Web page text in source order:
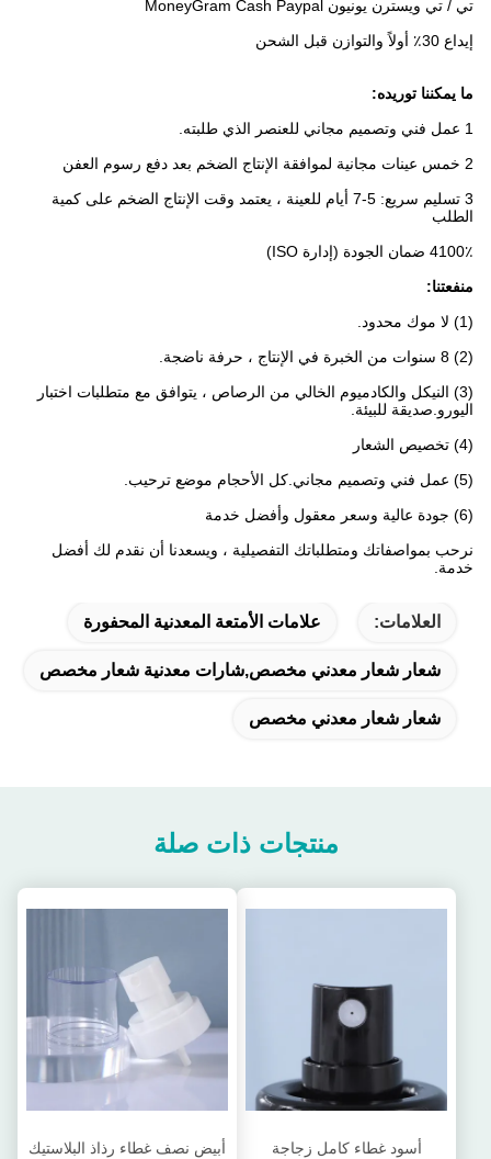
تي / تي ويسترن يونيون MoneyGram Cash Paypal
إيداع 30٪ أولاً والتوازن قبل الشحن
ما يمكننا توريده:
1 عمل فني وتصميم مجاني للعنصر الذي طلبته.
2 خمس عينات مجانية لموافقة الإنتاج الضخم بعد دفع رسوم العفن
3 تسليم سريع: 5-7 أيام للعينة ، يعتمد وقت الإنتاج الضخم على كمية
الطلب
4100٪ ضمان الجودة (إدارة ISO)
منفعتنا:
(1) لا موك محدود.
(2) 8 سنوات من الخبرة في الإنتاج ، حرفة ناضجة.
(3) النيكل والكادميوم الخالي من الرصاص ، يتوافق مع متطلبات اختبار
اليورو.صديقة للبيئة.
(4) تخصيص الشعار
(5) عمل فني وتصميم مجاني.كل الأحجام موضع ترحيب.
(6) جودة عالية وسعر معقول وأفضل خدمة
نرحب بمواصفاتك ومتطلباتك التفصيلية ، ويسعدنا أن نقدم لك أفضل
خدمة.
العلامات: علامات الأمتعة المعدنية المحفورة
شعار شعار معدني مخصص,شارات معدنية شعار مخصص
شعار شعار معدني مخصص
منتجات ذات صلة
أسود غطاء كامل زجاجة
أبيض نصف غطاء رذاذ البلاستيك